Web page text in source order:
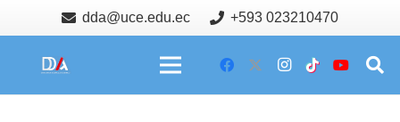
dda@uce.edu.ec +593 023210470